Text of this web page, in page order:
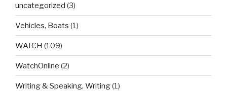
uncategorized (3)
Vehicles, Boats (1)
WATCH (109)
WatchOnline (2)
Writing & Speaking, Writing(1)